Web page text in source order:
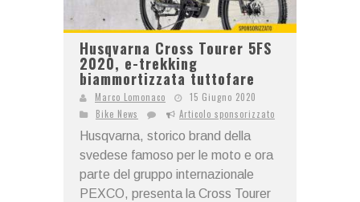
Husqvarna Cross Tourer 5FS
2020, e-trekking
biammortizzata tuttofare
Marco Lomonaco
15 Giugno 2020
Bike News
Articolo sponsorizzato
Husqvarna, storico brand della
svedese famoso per le moto e ora
parte del gruppo internazionale
PEXCO, presenta la Cross Tourer